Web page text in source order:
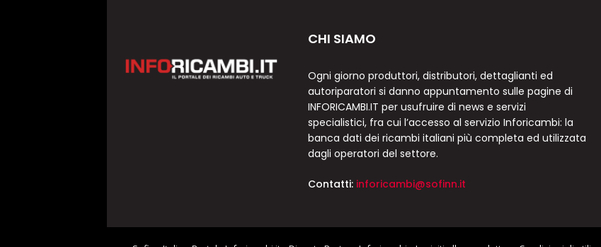
CHI SIAMO
Ogni giorno produttori, distributori, dettaglianti ed
autoriparatori si danno appuntamento sulle pagine di
INFORICAMBI.IT per usufruire di news e servizi
specialistici, fra cui l’accesso al servizio Inforicambi: la
banca dati dei ricambi italiani più completa ed utilizzata
dagli operatori del settore.
Contatti: inforicambi@sofinn.it